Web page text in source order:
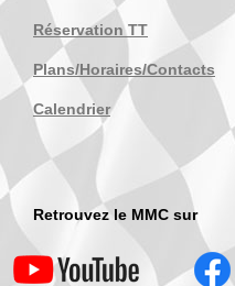
Réservation TT
Plans/Horaires/Contacts
Calendrier
Retrouvez le MMC sur